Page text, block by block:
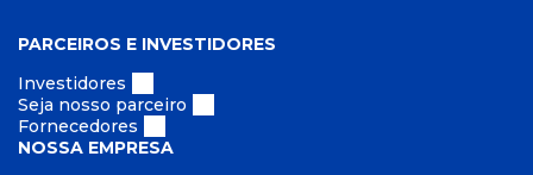
PARCEIROS E INVESTIDORES
Investidores
Seja nosso parceiro
Fornecedores
NOSSA EMPRESA